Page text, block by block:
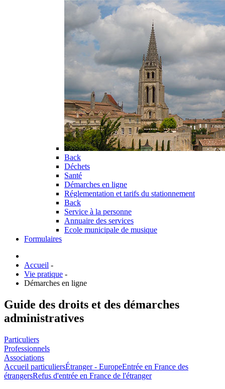
Back
Déchets
Santé
Démarches en ligne
Réglementation et tarifs du stationnement
Back
Service à la personne
Annuaire des services
Ecole municipale de musique
Formulaires
Accueil -
Vie pratique -
Démarches en ligne
Guide des droits et des démarches
administratives
Particuliers
Professionnels
Associations
Accueil particuliersÉtranger - EuropeEntrée en France des
étrangersRefus d'entrée en France de l'étranger